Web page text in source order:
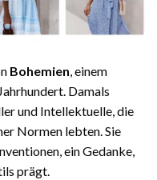
Bohemien, einem
Damals
und Intellektuelle, die
Normen lebten. Sie
ein Gedanke,
prägt.